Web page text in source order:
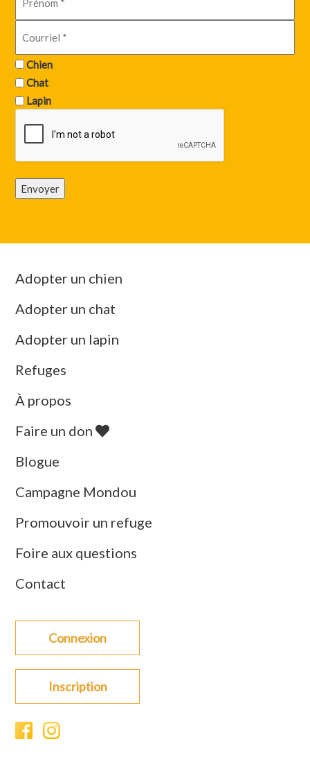
Chien
Chat
Lapin
Envoyer
Adopter un chien
Adopter un chat
Adopter un lapin
Refuges
À propos
Faire un don
Blogue
Campagne Mondou
Promouvoir un refuge
Foire aux questions
Contact
Connexion
Inscription